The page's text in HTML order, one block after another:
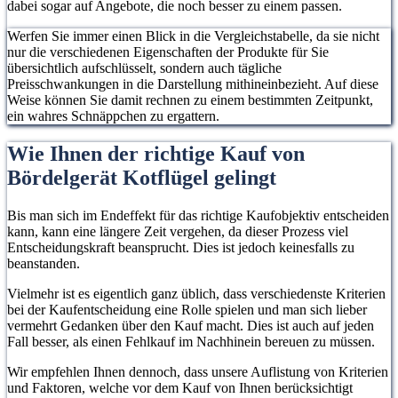
dabei sogar auf Angebote, die noch besser zu einem passen.
Werfen Sie immer einen Blick in die Vergleichstabelle, da sie nicht
nur die verschiedenen Eigenschaften der Produkte für Sie
übersichtlich aufschlüsselt, sondern auch tägliche
Preisschwankungen in die Darstellung mithineinbezieht. Auf diese
Weise können Sie damit rechnen zu einem bestimmten Zeitpunkt,
ein wahres Schnäppchen zu ergattern.
Wie Ihnen der richtige Kauf von
Bördelgerät Kotflügel gelingt
Bis man sich im Endeffekt für das richtige Kaufobjektiv entscheiden
kann, kann eine längere Zeit vergehen, da dieser Prozess viel
Entscheidungskraft beansprucht. Dies ist jedoch keinesfalls zu
beanstanden.
Vielmehr ist es eigentlich ganz üblich, dass verschiedenste Kriterien
bei der Kaufentscheidung eine Rolle spielen und man sich lieber
vermehrt Gedanken über den Kauf macht. Dies ist auch auf jeden
Fall besser, als einen Fehlkauf im Nachhinein bereuen zu müssen.
Wir empfehlen Ihnen dennoch, dass unsere Auflistung von Kriterien
und Faktoren, welche vor dem Kauf von Ihnen berücksichtigt